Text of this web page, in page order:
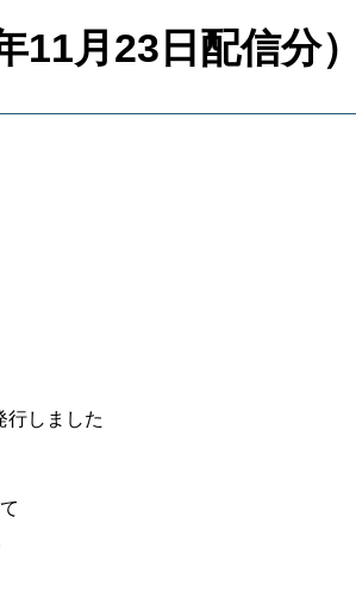
月23日配信分）
行しました